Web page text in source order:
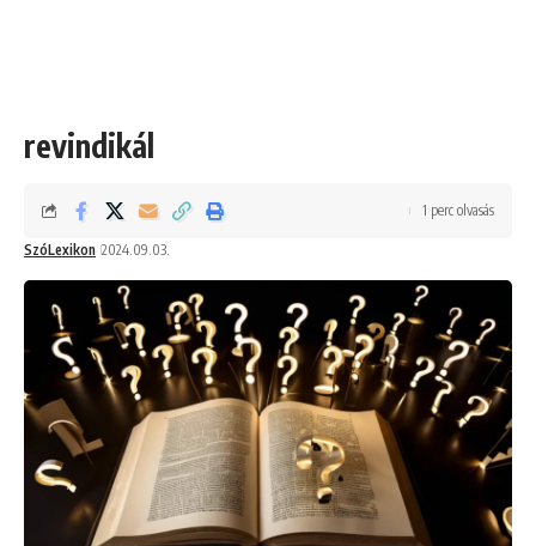
revindikál
SzóLexikon 2024.09.03.
1 perc olvasás